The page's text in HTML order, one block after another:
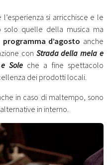
si arricchisce e le
quelle della musica ma
programma d’agosto anche
con Strada della mela e
Soleche a fine spettacolo
dei prodotti locali.
in caso di maltempo, sono
in interno.